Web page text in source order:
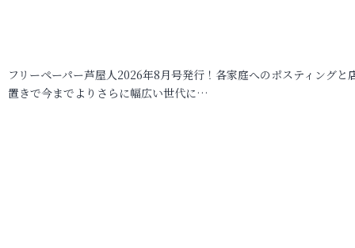
フリーペーパー芦屋人2026年8月号発行！各家庭へのポスティングと
置きで今までよりさらに幅広い世代に…